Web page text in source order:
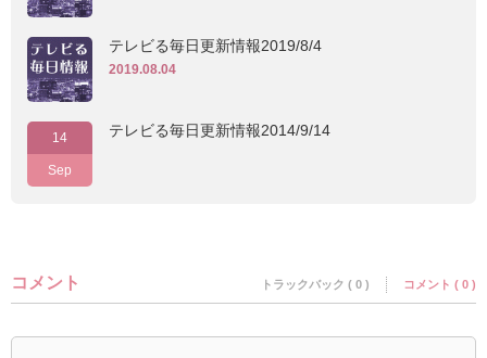
テレビる毎日更新情報2019/8/4
2019.08.04
14
Sep
テレビる毎日更新情報2014/9/14
コメント トラックバック ( 0 ) コメント ( 0 )